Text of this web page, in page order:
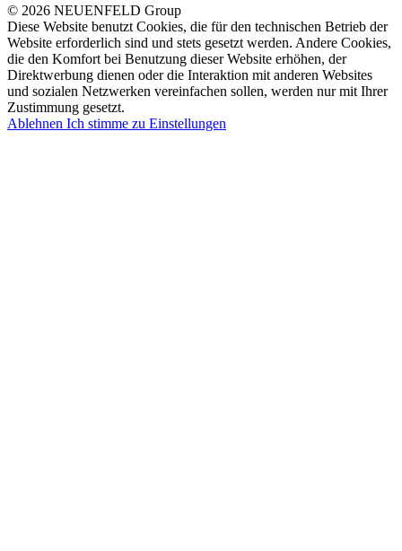
© 2026 NEUENFELD Group
Diese Website benutzt Cookies, die für den technischen Betrieb der
Website erforderlich sind und stets gesetzt werden. Andere Cookies,
die den Komfort bei Benutzung dieser Website erhöhen, der
Direktwerbung dienen oder die Interaktion mit anderen Websites
und sozialen Netzwerken vereinfachen sollen, werden nur mit Ihrer
Zustimmung gesetzt.
Ablehnen Ich stimme zu Einstellungen